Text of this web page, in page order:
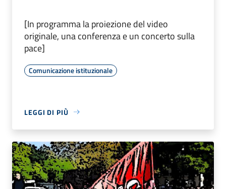
[In programma la proiezione del video
originale, una conferenza e un concerto sulla
pace]
Comunicazione istituzionale
LEGGI DI PIÙ